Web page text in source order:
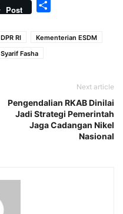
Post
DPR RI
Kementerian ESDM
Syarif Fasha
Next article
Pengendalian RKAB Dinilai
Jadi Strategi Pemerintah
Jaga Cadangan Nikel
Nasional